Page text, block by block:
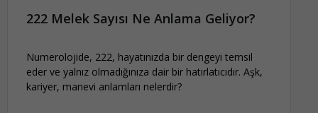
222 Melek Sayısı Ne Anlama Geliyor?
Numerolojide, 222, hayatınızda bir dengeyi temsil
eder ve yalnız olmadığınıza dair bir hatırlatıcıdır. Aşk,
kariyer, manevi anlamları nelerdir?